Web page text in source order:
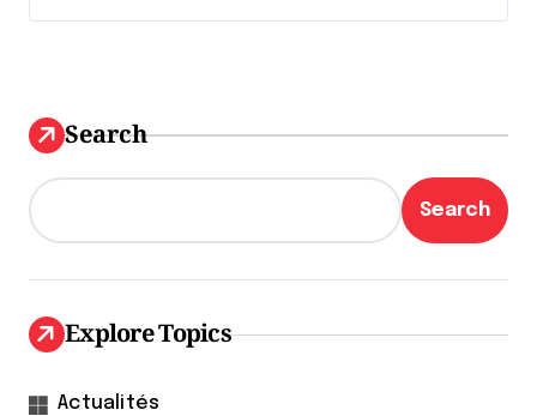
Search
Search
Explore Topics
Actualités